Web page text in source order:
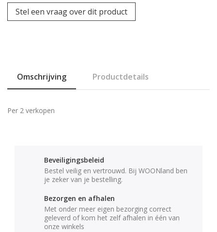
Stel een vraag over dit product
Omschrijving Productdetails
Per 2 verkopen
Beveiligingsbeleid
Bestel veilig en vertrouwd. Bij WOONland ben
je zeker van je bestelling.
Bezorgen en afhalen
Met onder meer eigen bezorging correct
geleverd of kom het zelf afhalen in één van
onze winkels